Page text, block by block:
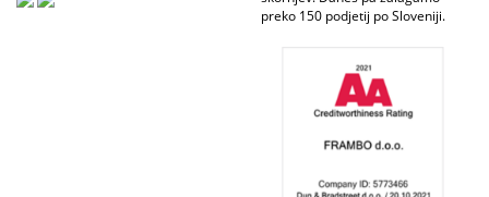
preko 150 podjetij po Sloveniji.